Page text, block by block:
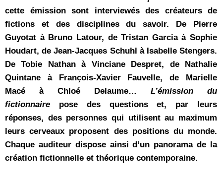
cette émission sont interviewés des créateurs de
fictions et des disciplines du savoir. De Pierre
Guyotat à Bruno Latour, de Tristan Garcia à Sophie
Houdart, de Jean-Jacques Schuhl à Isabelle Stengers.
De Tobie Nathan à Vinciane Despret, de Nathalie
Quintane à François-Xavier Fauvelle, de Marielle
Macé à Chloé Delaume… L’émission du
fictionnaire pose des questions et, par leurs
réponses, des personnes qui utilisent au maximum
leurs cerveaux proposent des positions du monde.
Chaque auditeur dispose ainsi d’un panorama de la
création fictionnelle et théorique contemporaine.